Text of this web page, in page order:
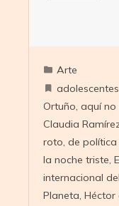
Arte
adolescentes
Ortuño, aquí no
Claudia
roto, de política
la noche triste,
internacional
Planeta, Héctor